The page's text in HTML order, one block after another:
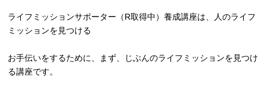
ライフミッションサポーター（R取得中）養成講座は、
人のライフ
ミッションを見つける
お手伝いをするために、まず、
じぶんのライフミッションを見つけ
る講座です。